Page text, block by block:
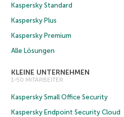
Kaspersky Standard
Kaspersky Plus
Kaspersky Premium
Alle Lösungen
KLEINE UNTERNEHMEN
1-50 MITARBEITER
Kaspersky Small Office Security
Kaspersky Endpoint Security Cloud